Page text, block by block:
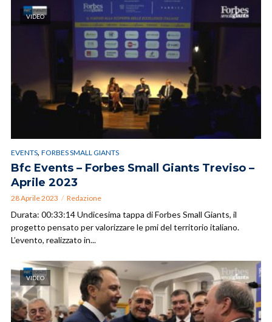
VIDEO
EVENTS, FORBES SMALL GIANTS
Bfc Events – Forbes Small Giants Treviso –
Aprile 2023
28 Aprile 2023 Redazione
Durata: 00:33:14 Undicesima tappa di Forbes Small Giants, il
progetto pensato per valorizzare le pmi del territorio italiano.
L’evento, realizzato in...
VIDEO